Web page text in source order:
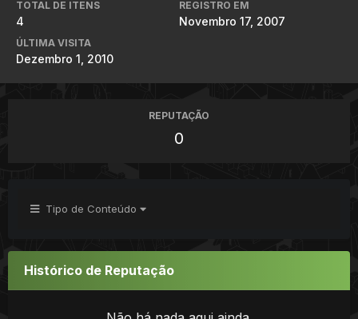
TOTAL DE ITENS
4
REGISTRO EM
Novembro 17, 2007
ÚLTIMA VISITA
Dezembro 1, 2010
REPUTAÇÃO
0
Tipo de Conteúdo
Histórico de Reputação